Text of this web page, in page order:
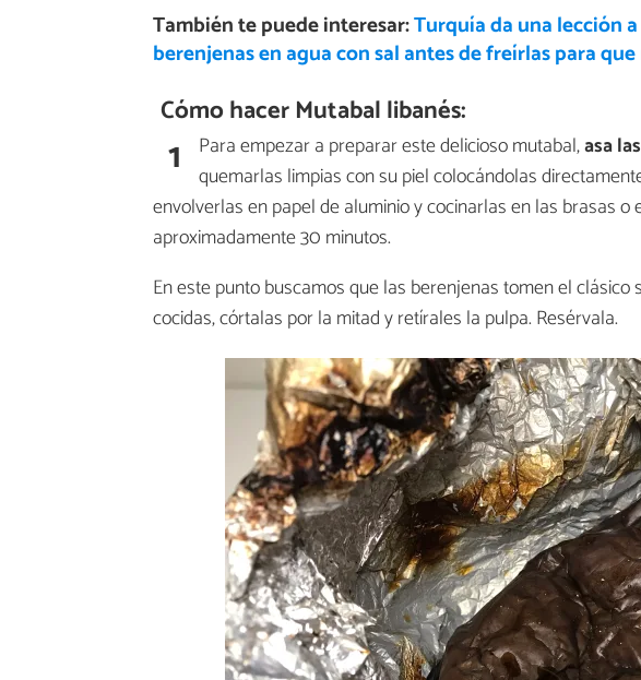
También te puede interesar:Turquía da una lección
berenjenas en agua con sal antes de freírlas para
Cómo hacer Mutabal libanés:
1 Para empezar a preparar este delicioso mutabal,asa
quemarlas limpias con su piel colocándolas
envolverlas en papel de aluminio y cocinarlas en las brasas
aproximadamente 30 minutos.
En este punto buscamos que las berenjenas tomen el
cocidas, córtalas por la mitad y retírales la pulpa. Resérvala.